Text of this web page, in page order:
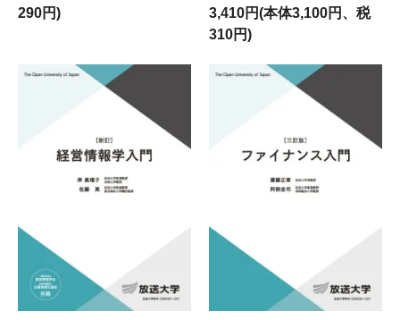
290円)
3,410円(本体3,100円、税
310円)